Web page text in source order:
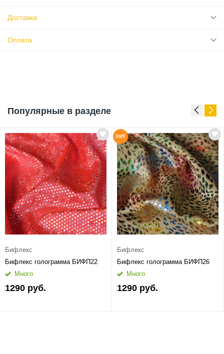
Доставка
Оплата
Популярные в разделе
Бифлекс
Бифлекс голограмма БИФП22
Много
1290 руб.
ХИТ
Бифлекс
Бифлекс голограмма БИФП26
Много
1290 руб.